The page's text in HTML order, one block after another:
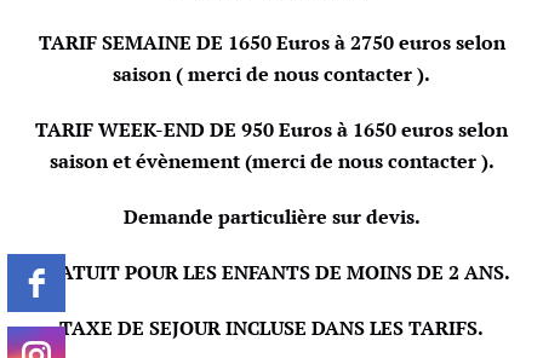
TARIF SEMAINE DE 1650 Euros à 2750 euros selon
saison ( merci de nous contacter ).
TARIF WEEK-END DE 950 Euros à 1650 euros selon
saison et évènement (merci de nous contacter ).
Demande particulière sur devis.
GRATUIT POUR LES ENFANTS DE MOINS DE 2 ANS.
TAXE DE SEJOUR INCLUSE DANS LES TARIFS.